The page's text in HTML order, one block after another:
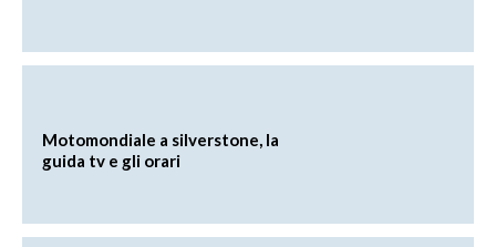
Motomondiale a silverstone, la
guida tv e gli orari